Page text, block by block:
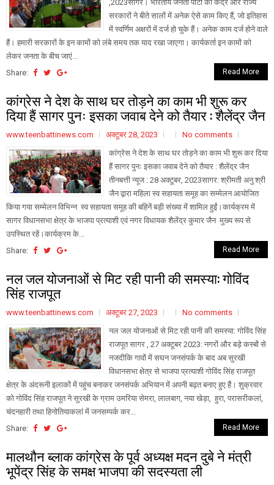
,2023सागर। भारतीय जनता पार्टी की केंद्र और राज्य
सरकारों ने बीते सालों में अनेक ऐसे काम किए हैं, जो इतिहास
में स्वर्णिम अक्षरों में दर्ज हो चुके हैं। अनेक काम दर्ज होने वाले
हैं। हमारी सरकारों के इन कामों को लंबे समय तक याद रखा जाएगा। कार्यकर्ता इन कामों को
लेकर जनता के बीच जाएं...
Share:
Read More
कांग्रेस ने देश के साथ घर तोड़ने का काम भी शुरू कर
दिया हैं सागर पुनः इसका जवाब देने को तैयार : शैलेंद्र जैन
www.teenbattinews.com अक्टूबर 28, 2023
No comments
कांग्रेस ने देश के साथ घर तोड़ने का काम भी शुरू कर दिया
हैं सागर पुनः इसका जवाब देने को तैयार : शैलेंद्र जैन
तीनबत्ती न्यूज : 28 अक्टूबर, 2023सागर: श्रीमती अनु श्री
जैन द्वारा महिला स्व सहायता समूह का सम्मेलन आयोजित
किया गया सम्मेलन विभिन्न स्व सहायता समूह की बहिनें बड़ी संख्या में शामिल हुईं।कार्यक्रम में
सागर विधानसभा क्षेत्र के भाजपा प्रत्याशी एवं नगर विधायक शैलेंद्र कुमार जैन मुख्य रूप से
उपस्थित रहें।कार्यक्रम के...
Share:
Read More
नल जल योजनाओं से मिट रही पानी की समस्या: गोविंद
सिंह राजपूत
www.teenbattinews.com अक्टूबर 27, 2023
No comments
नल जल योजनाओं से मिट रही पानी की समस्या: गोविंद सिंह
राजपूत सागर , 27 अक्टूबर 2023: नगरों और बड़े कस्बों से
नजदीकि गावों में सघन जनसंपर्क के बाद अब सुरखी
विधानसभा क्षेत्र से भाजपा प्रत्याशी गोविंद सिंह राजपूत
क्षेत्र के अंदरूनी इलाकों में पहुंच बनाकर जनसंपर्क अभियान में अपनी बढ़त बनाए हुए हैं। शुक्रवार
को गोविंद सिंह राजपूत ने सुरखी के ग्राम उमरिया सेमरा, लालबाग, नया खेड़ा, हुरा, परासरीकलां,
चंदनहारी तथा हिनोतियाकलां में जनसम्पर्क कर...
Share:
Read More
मालथौन ब्लाक कांग्रेस के पूर्व अध्यक्ष मदन दुबे ने मंत्री
भूपेंद्र सिंह के समक्ष भाजपा की सदस्यता ली